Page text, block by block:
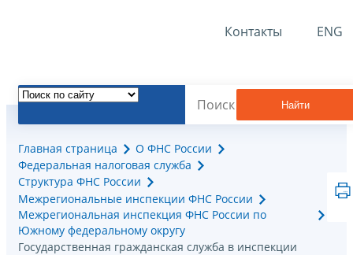
Контакты ENG
Найти
Главная страница
О ФНС России
Федеральная налоговая служба
Структура ФНС России
Межрегиональные инспекции ФНС России
Межрегиональная инспекция ФНС России по
Южному федеральному округу
Государственная гражданская служба в инспекции